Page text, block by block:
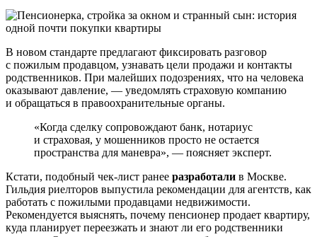
В новом стандарте предлагают фиксировать разговор
с пожилым продавцом, узнавать цели продажи и контакты
родственников. При малейших подозрениях, что на человека
оказывают давление, — уведомлять страховую компанию
и обращаться в правоохранительные органы.
«Когда сделку сопровождают банк, нотариус
и страховая, у мошенников просто не остается
пространства для маневра», — поясняет эксперт.
Кстати, подобный чек-лист ранее разработали в Москве.
Гильдия риелторов выпустила рекомендации для агентств, как
работать с пожилыми продавцами недвижимости.
Рекомендуется выяснять, почему пенсионер продает квартиру,
куда планирует переезжать и знают ли его родственники